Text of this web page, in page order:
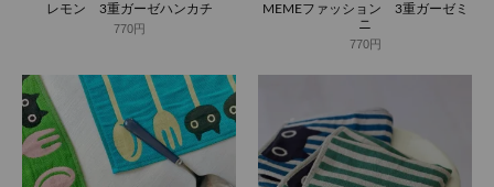
レモン 3重ガーゼハンカチ
770円
MEMEファッション 3重ガーゼミ
ニ
770円